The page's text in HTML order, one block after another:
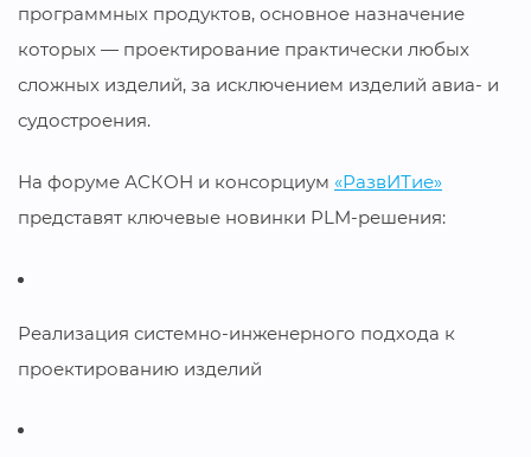
программных продуктов, основное назначение
которых — проектирование практически любых
сложных изделий, за исключением изделий авиа- и
судостроения.
На форуме АСКОН и консорциум «РазвИТие»
представят ключевые новинки PLM-решения:
Реализация системно-инженерного подхода к
проектированию изделий